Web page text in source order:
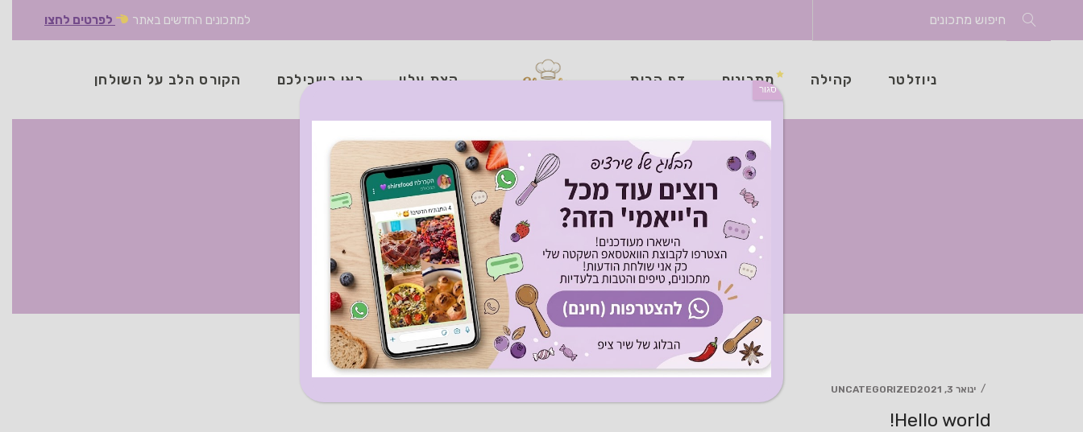
למתכונים החדשים באתר לפרטים לחצו
דף הבית מתכונים קהילה ניוזלטר קצת עליי כאן בשבילכם הקורס הלב על השולחן
ינואר 2021
ינואר 3, 2021 UNCATEGORIZED
Hello world!
סגור